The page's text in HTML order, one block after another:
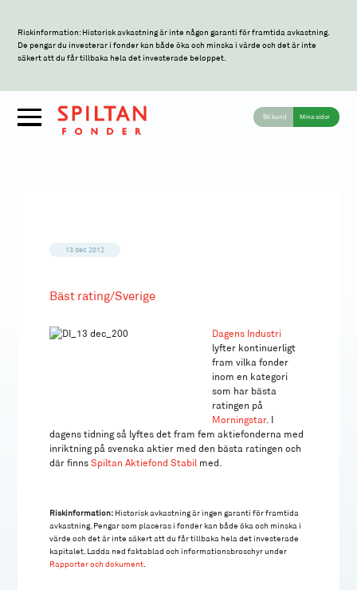
Riskinformation: Historisk avkastning är inte någon garanti för framtida avkastning.
De pengar du investerar i fonder kan både öka och minska i värde och det är inte
säkert att du får tillbaka hela det investerade beloppet.
Bli kund Mina sidor
13 dec 2012
Bäst rating/Sverige
Dagens Industri
lyfter kontinuerligt
fram vilka fonder
inom en kategori
som har bästa
ratingen på
Morningstar. I
dagens tidning så lyftes det fram fem aktiefonderna med
inriktning på svenska aktier med den bästa ratingen och
där finnsSpiltan Aktiefond Stabil med.
Riskinformation: Historisk avkastning är ingen garanti för framtida
avkastning. Pengar som placeras i fonder kan både öka och minska i
värde och det är inte säkert att du får tillbaka hela det investerade
kapitalet. Ladda ned faktablad och informationsbroschyr under
Rapporter och dokument